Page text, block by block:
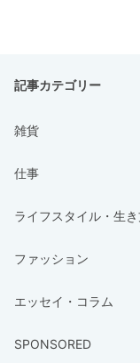
記事カテゴリー
雑貨
仕事
ライフスタイル・生
ファッション
エッセイ・コラム
SPONSORED